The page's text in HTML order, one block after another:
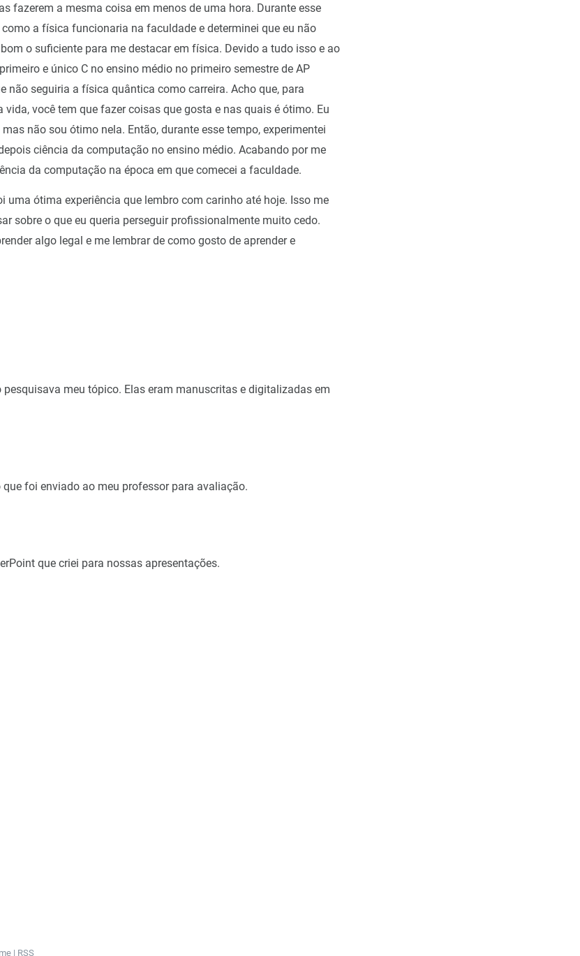
fazerem a mesma coisa em menos de uma hora. Durante esse
a física funcionaria na faculdade e determinei que eu não
o suficiente para me destacar em física. Devido a tudo isso e ao
e único C no ensino médio no primeiro semestre de AP
não seguiria a física quântica como carreira. Acho que, para
vida, você tem que fazer coisas que gosta e nas quais é ótimo. Eu
não sou ótimo nela. Então, durante esse tempo, experimentei
ciência da computação no ensino médio. Acabando por me
da computação na época em que comecei a faculdade.
uma ótima experiência que lembro com carinho até hoje. Isso me
sobre o que eu queria perseguir profissionalmente muito cedo.
algo legal e me lembrar de como gosto de aprender e
pesquisava meu tópico. Elas eram manuscritas e digitalizadas em
foi enviado ao meu professor para avaliação.
que criei para nossas apresentações.
| RSS